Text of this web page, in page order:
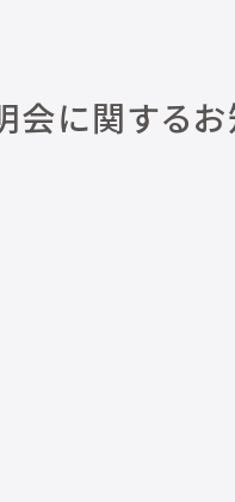
に関するお